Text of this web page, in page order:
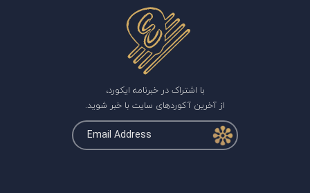
با اشتراک در خبرنامه ایکورد،
از آخرین آکوردهای سایت با خبر شوید.